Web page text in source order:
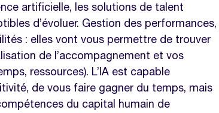
artificielle, les solutions de talent
d’évoluer. Gestion des performances,
: elles vont vous permettre de trouver
de l’accompagnement et vos
ressources). L’IA est capable
de vous faire gagner du temps, mais
du capital humain de